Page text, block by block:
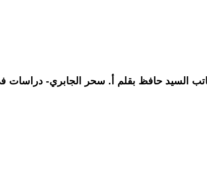
السيد حافظ بقلم أ. سحر الجابري- دراسات في